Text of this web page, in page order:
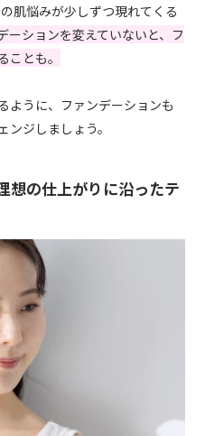
肌悩みが少しずつ現れてくる
ーションを変えていないと、フ
とも。
ように、ファンデーションも
ジしましょう。
想の仕上がりに沿ったテ